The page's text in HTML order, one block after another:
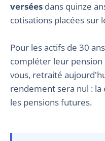
versées dans quinze
cotisations placées sur
Pour les actifs de 30
compléter leur pension
vous, retraité
rendement sera nul : la
les pensions futures.